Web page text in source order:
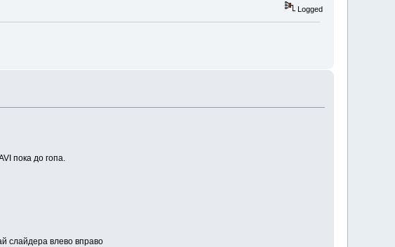
Logged
пока до гопа.
слайдера влево вправо